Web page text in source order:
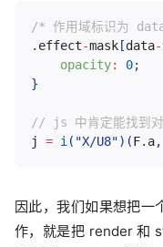
/* 作用域标识为
. effect-mask [data-
opacity: 0;
}
// js 中肯定能找到对
j = i( "X/U8") (F. a,
因此，我们如果想把一
作，就是把 render 和